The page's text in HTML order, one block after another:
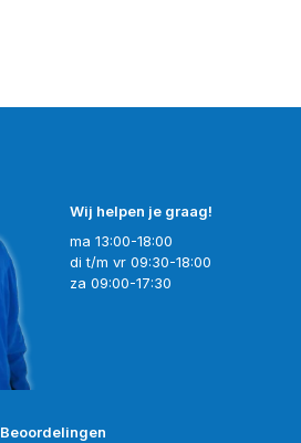
Wij helpen je graag!
ma 13:00-18:00
di t/m vr 09:30-18:00
za 09:00-17:30
Beoordelingen